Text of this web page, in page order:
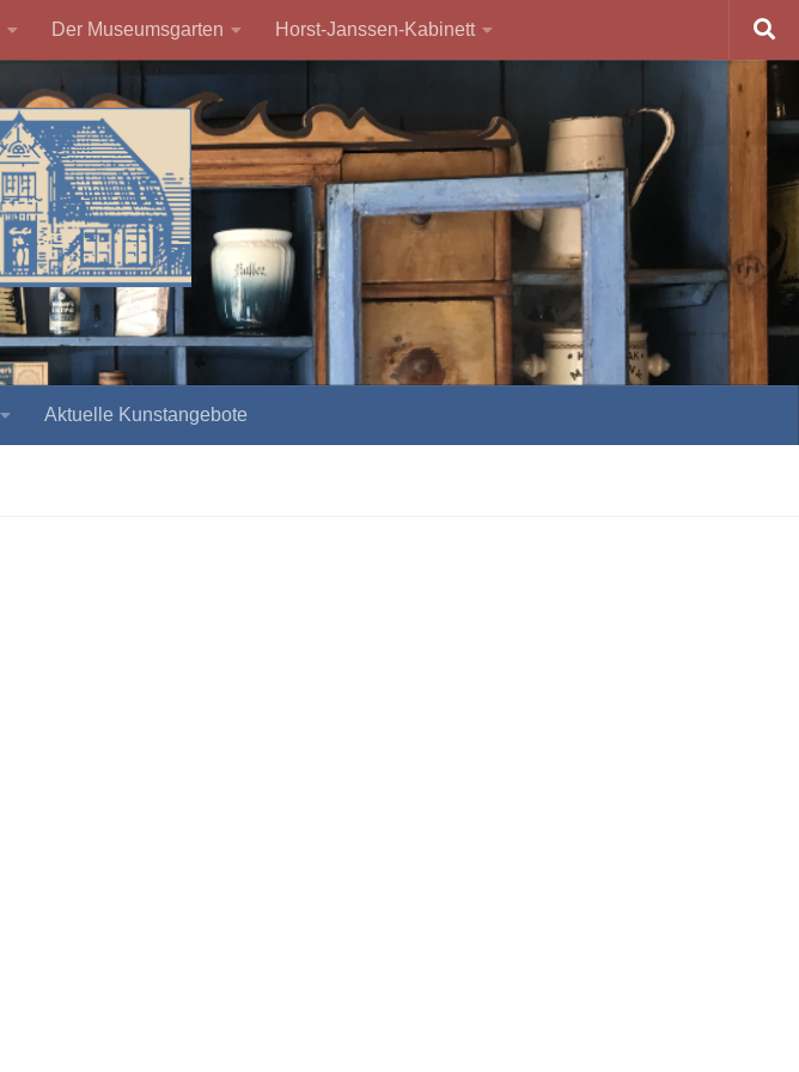
Der Museumsgarten Horst-Janssen-Kabinett
Aktuelle Kunstangebote